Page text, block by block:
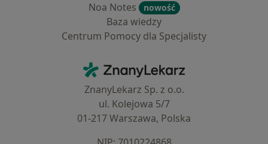
Noa Notes
nowość
Baza wiedzy
Centrum Pomocy dla Specjalisty
ZnanyLekarz - Strona główna
ZnanyLekarz Sp. z o.o.
ul. Kolejowa 5/7
01-217 Warszawa, Polska